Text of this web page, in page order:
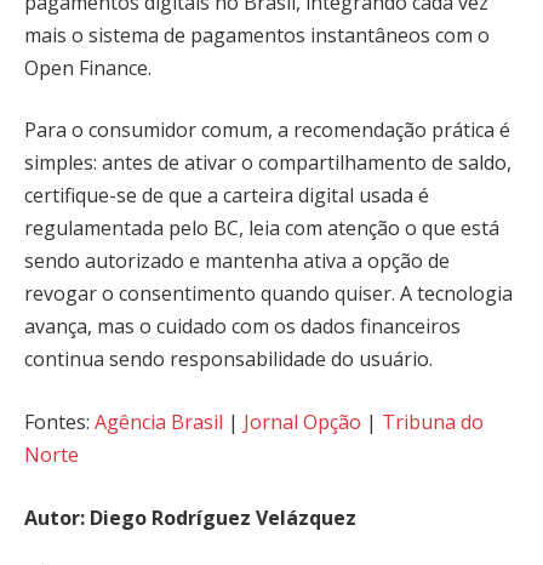
mais o sistema de pagamentos instantâneos com o
Open Finance.
Para o consumidor comum, a recomendação prática é
simples: antes de ativar o compartilhamento de saldo,
certifique-se de que a carteira digital usada é
regulamentada pelo BC, leia com atenção o que está
sendo autorizado e mantenha ativa a opção de
revogar o consentimento quando quiser. A tecnologia
avança, mas o cuidado com os dados financeiros
continua sendo responsabilidade do usuário.
Fontes: Agência Brasil | Jornal Opção | Tribuna do
Norte
Autor: Diego Rodríguez Velázquez